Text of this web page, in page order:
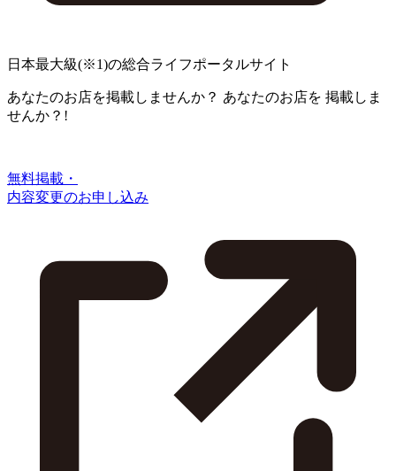
日本最大級(※1)の総合ライフポータルサイト
あなたのお店を掲載しませんか？ あなたのお店を 掲載しま
せんか？!
無料掲載・
内容変更のお申し込み